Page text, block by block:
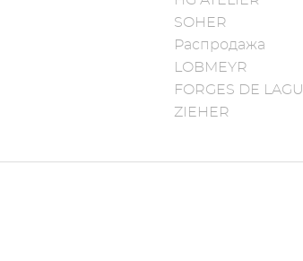
SOHER
Распродажа
LOBMEYR
FORGES DE
ZIEHER